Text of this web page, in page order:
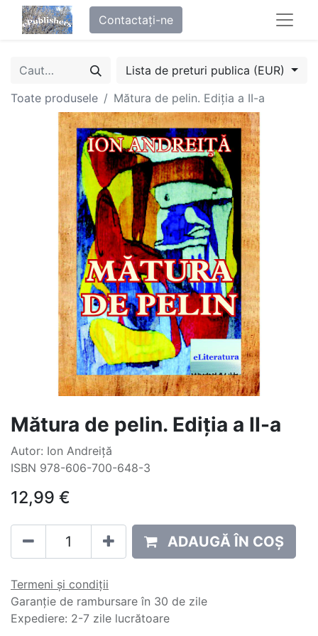
Contactați-ne
Lista de preturi publica (EUR)
Toate produsele
Mătura de pelin. Ediţia a II-a
Mătura de pelin. Ediţia a II-a
Autor: Ion Andreiţă
ISBN 978-606-700-648-3
12,99 €
ADAUGĂ ÎN COȘ
Termeni și condiții
Garanție de rambursare în 30 de zile
Expediere: 2-7 zile lucrătoare